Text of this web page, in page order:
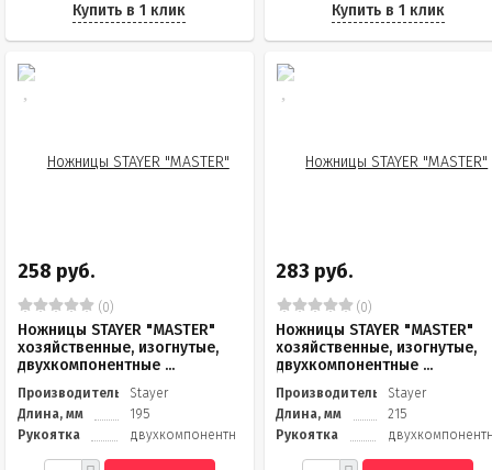
Купить в 1 клик Купить в 1 клик
258 руб.
(0)
Ножницы STAYER "MASTER"
хозяйственные, изогнутые,
двухкомпонентные ...
Производитель
Stayer
Длина, мм
195
Рукоятка
двухкомпонентные
283 руб.
(0)
Ножницы STAYER "MASTER"
хозяйственные, изогнутые,
двухкомпонентные ...
Производитель
Stayer
Длина, мм
215
Рукоятка